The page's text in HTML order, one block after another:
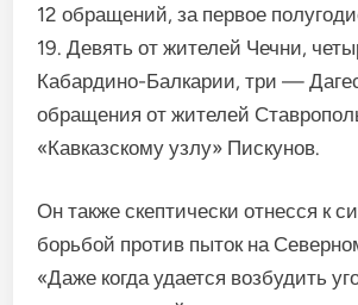
12 обращений, за первое
19. Девять от жителей Чечни,
Кабардино-Балкарии, три —
обращения от жителей
«Кавказскому узлу» Пискунов.
Он также скептически отнесся к
борьбой против пыток на
«Даже когда удается возбудить